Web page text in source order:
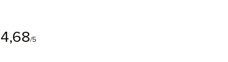
4,68/5